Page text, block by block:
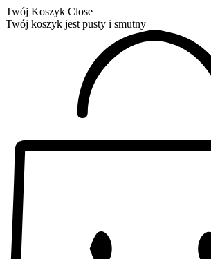
Twój Koszyk Close
Twój koszyk jest pusty i smutny